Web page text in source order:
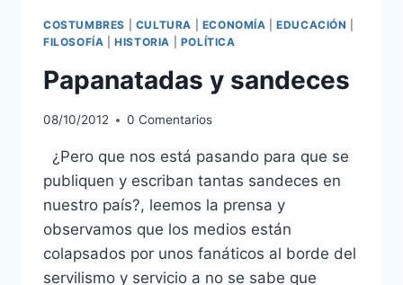
COSTUMBRES CULTURA ECONOMÍA |EDUCACIÓN
FILOSOFÍA |HISTORIA POLÍTICA
Papanatadas y sandeces
08/10/2012 0 Comentarios
¿Pero que nos está pasando para que se
publiquen y escriban tantas sandeces en
nuestro país?, leemos la prensa y
observamos que los medios están
colapsados por unos fanáticos al borde del
servilismo y servicio a no se sabe que